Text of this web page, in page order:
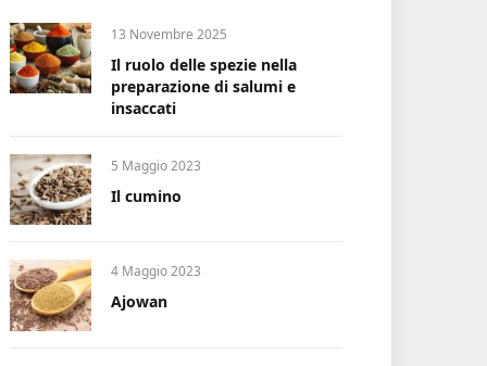
13 Novembre 2025
Il ruolo delle spezie nella
preparazione di salumi e
insaccati
5 Maggio 2023
Il cumino
4 Maggio 2023
Ajowan